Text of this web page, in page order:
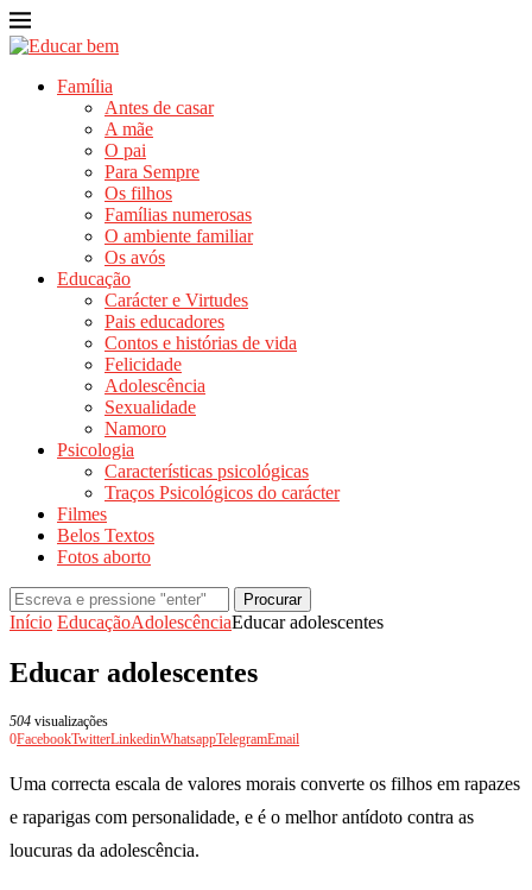
Família
Antes de casar
A mãe
O pai
Para Sempre
Os filhos
Famílias numerosas
O ambiente familiar
Os avós
Educação
Carácter e Virtudes
Pais educadores
Contos e histórias de vida
Felicidade
Adolescência
Sexualidade
Namoro
Psicologia
Características psicológicas
Traços Psicológicos do carácter
Filmes
Belos Textos
Fotos aborto
Procurar
Início EducaçãoAdolescênciaEducar adolescentes
Educar adolescentes
504 visualizações
0FacebookTwitterLinkedinWhatsappTelegramEmail
Uma correcta escala de valores morais converte os filhos em rapazes
e raparigas com personalidade, e é o melhor antídoto contra as
loucuras da adolescência.